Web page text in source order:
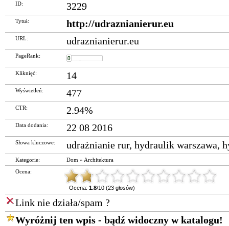
ID: 3229
Tytuł: http://udraznianierur.eu
URL: udraznianierur.eu
PageRank:
Kliknięć: 14
Wyświetleń: 477
CTR: 2.94%
Data dodania: 22 08 2016
Słowa kluczowe: udrażnianie rur, hydraulik warszawa,
Kategorie: Dom » Architektura
Ocena:
Ocena: 1.8/10 (23 głosów)
Link nie działa/spam ?
Wyróżnij ten wpis - bądź widoczny w katalogu!